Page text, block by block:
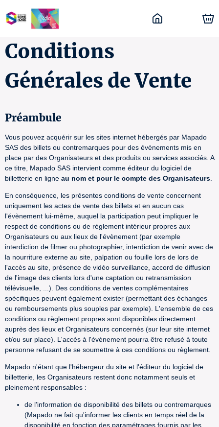
Conditions
Générales de Vente
Préambule
Vous pouvez acquérir sur les sites internet hébergés par Mapado
SAS des billets ou contremarques pour des évènements mis en
place par des Organisateurs et des produits ou services associés. A
ce titre, Mapado SAS intervient comme éditeur du logiciel de
billetterie en ligne au nom et pour le compte des Organisateurs
En conséquence, les présentes conditions de vente concernent
uniquement les actes de vente des billets et en aucun cas
l'évènement lui-même, auquel la participation peut impliquer le
respect de conditions ou de règlement intérieur propres aux
Organisateurs ou aux lieux de l'évènement (par exemple
interdiction de filmer ou photographier, interdiction de venir avec de
la nourriture externe au site, palpation ou fouille lors de lors de
l'accès au site, présence de vidéo surveillance, accord de diffusion
de l'image des clients lors d'une captation ou retransmission
télévisuelle, ...). Des conditions de ventes complémentaires
spécifiques peuvent également exister (permettant des échanges
ou remboursements plus souples par exemple). L'ensemble de ces
conditions ou règlement propres sont disponibles directement
auprès des lieux et Organisateurs concernés (sur leur site internet
et/ou sur place). L'accès à l'évènement pourra être refusé à toute
personne refusant de se soumettre à ces conditions ou règlement.
Mapado n'étant que l'hébergeur du site et l'éditeur du logiciel de
billetterie, les Organisateurs restent donc notamment seuls et
pleinement responsables :
de l'information de disponibilité des billets ou contremarques
(Mapado ne fait qu'informer les clients en temps réel de la
disponibilité en fonction des paramétrages fournis par les